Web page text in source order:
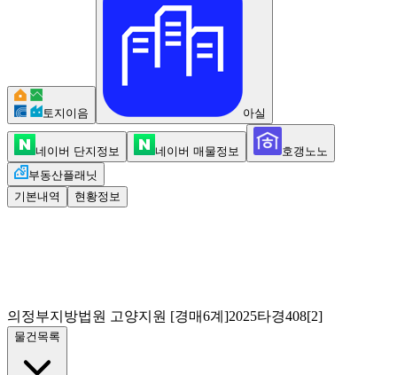
토지이음 아실
네이버 단지정보 네이버 매물정보
호갱노노
부동산플래닛
기본내역
현황정보
의정부지방법원 고양지원 [경매6계]2025타경408[2]
물건목록